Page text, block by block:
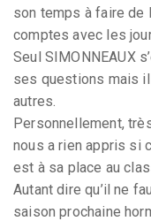
son temps à faire de
comptes avec les
Seul SIMONNEAUX
ses questions mais il
autres.
Personnellement,
nous a rien appris si
est à sa place au
Autant dire qu’il ne
saison prochaine